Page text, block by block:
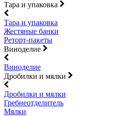
Тара и упаковка
Тара и упаковка
Жестяные банки
Реторт-пакеты
Виноделие
Виноделие
Дробилки и мялки
Дробилки и мялки
Гребнеотделитель
Мялки